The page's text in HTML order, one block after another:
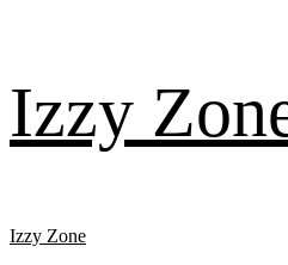
content
Izzy
Primary
Izzy Zone